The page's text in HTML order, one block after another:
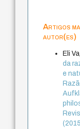
Artigos
autor(es)
Eli
da
e